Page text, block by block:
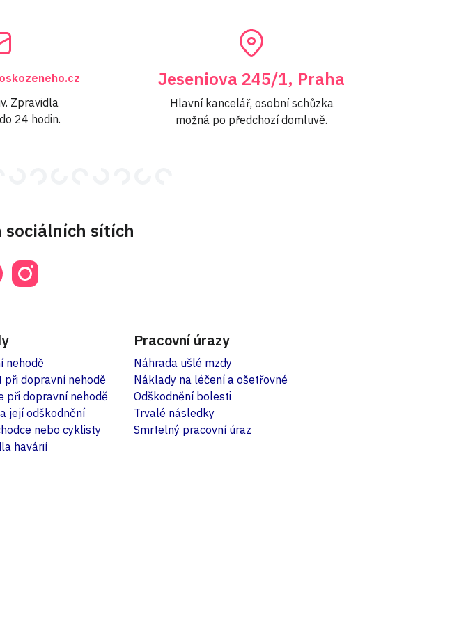
Zpravidla
24 hodin.
Jeseniova 245/1, Praha
Hlavní kancelář, osobní schůzka
možná po předchozí domluvě.
sociálních sítích
nehodě
při dopravní nehodě
při dopravní nehodě
její odškodnění
nebo cyklisty
havárií
Pracovní úrazy
Náhrada ušlé mzdy
Náklady na léčení a ošetřovné
Odškodnění bolesti
Trvalé následky
Smrtelný pracovní úraz